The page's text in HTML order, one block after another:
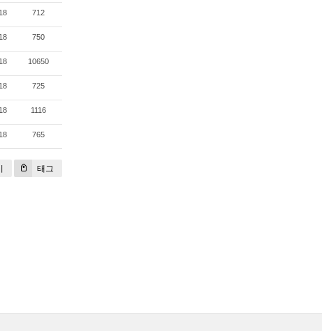
712
750
10650
725
1116
765
태그